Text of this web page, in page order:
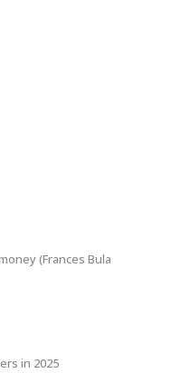
(Frances Bula
in 2025